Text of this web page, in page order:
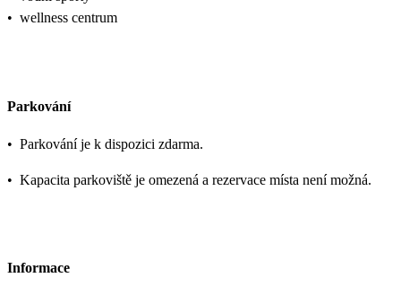
• wellness centrum
Parkování
• Parkování je k dispozici zdarma.
• Kapacita parkoviště je omezená a rezervace místa není možná.
Informace